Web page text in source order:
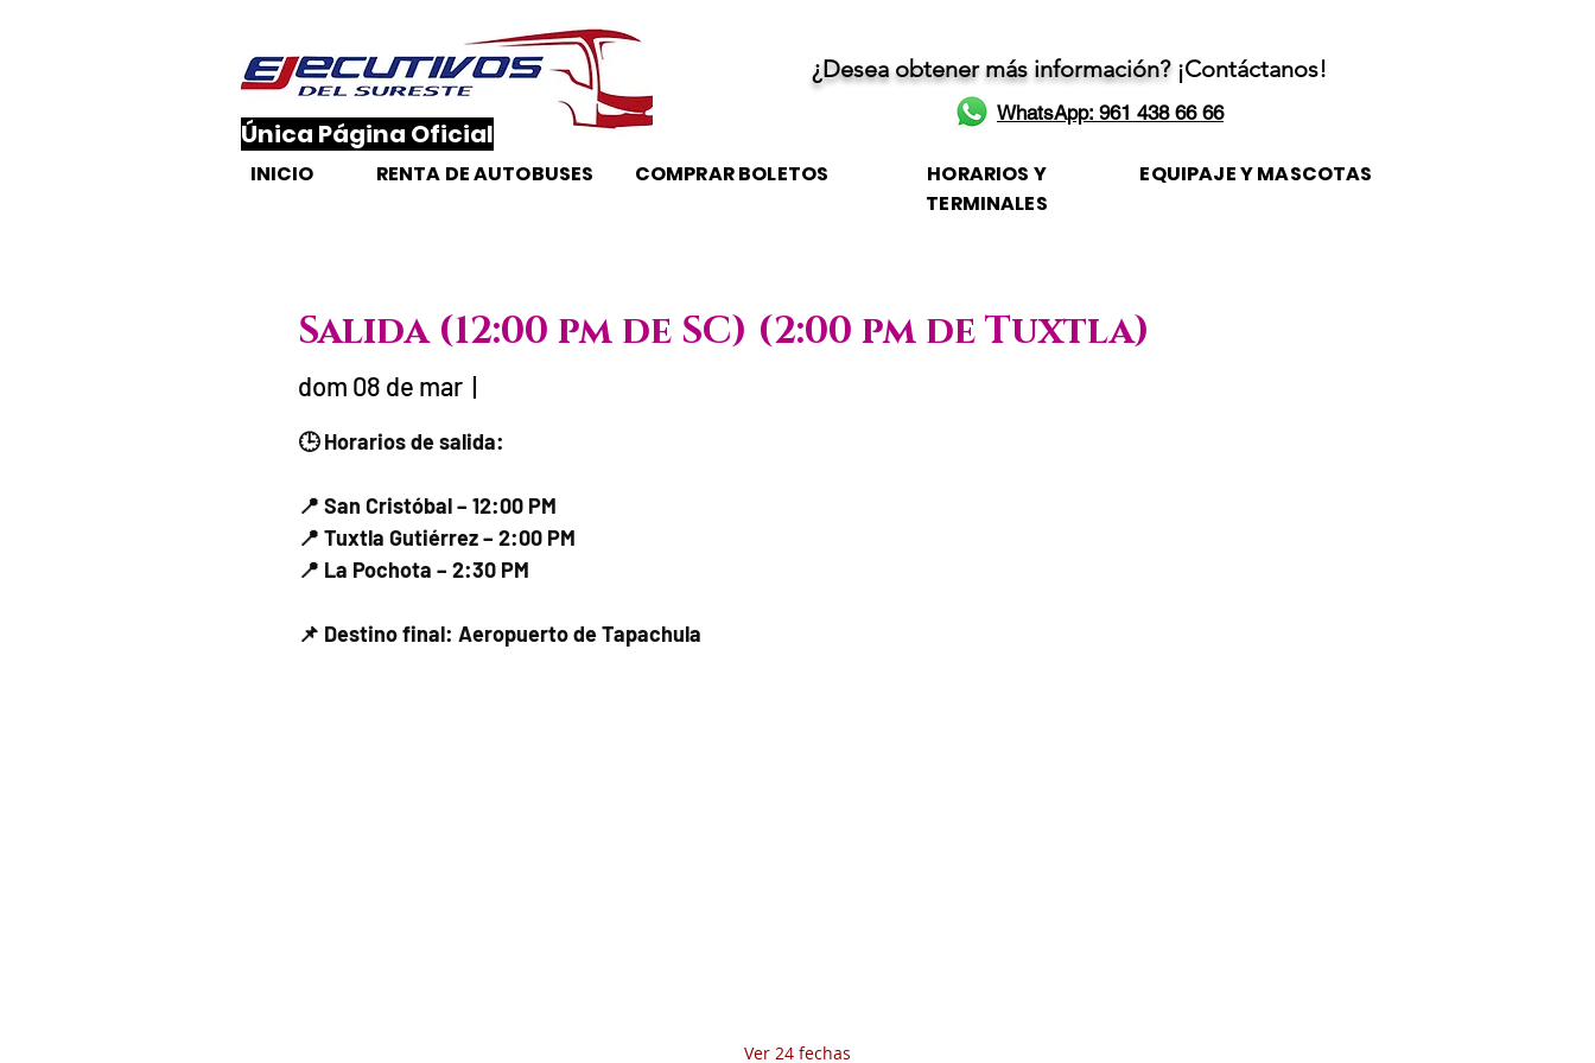
​Única Página Oficial
¿Desea obtener más información? ¡Contáctanos!
WhatsApp: 961 438 66 66
INICIO RENTA DE AUTOBUSES COMPRAR BOLETOS
HORARIOS Y
TERMINALES
EQUIPAJE Y MASCOTAS
Salida (12:00 pm de SC) (2:00 pm de Tuxtla)
dom 08 de mar
  |
🕒 Horarios de salida:
📍 San Cristóbal – 12:00 PM
📍 Tuxtla Gutiérrez – 2:00 PM
📍 La Pochota – 2:30 PM
📌 Destino final: Aeropuerto de Tapachula
Ver 24 fechas